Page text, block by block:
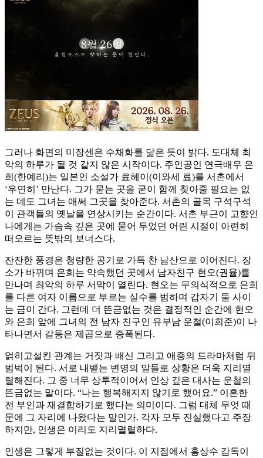
그러나 화면의 미장센은 수채화를 닮은 듯이 밝다. 도대체 최
악의 하루가 될 것 같지 않은 시작이다. 주인공인 연극배우 은
희(한예리)는 일본인 소설가 료헤이(이와세 료)를 서촌에서
‘우연히’ 만난다. 그가 묻는 곳을 굳이 함께 찾아줄 필요는 없
는 데도 그녀는 애써 그곳을 찾아준다. 서촌의 골목 구석구석
이 관객들의 옛날을 연상시키는 순간이다. 서촌 부근이 고향인
나에게는 가슴속 깊은 곳에 묻어 두었던 어린 시절이 아련히
떠오르는 뜻밖의 보너스다.
잔잔한 풍경은 청량한 공기로 가득 찬 남산으로 이어진다. 장
소가 바뀌며 은희는 약속했던 곳에서 남자친구 현오(권율)를
만나며 최악의 하루 서막이 열린다. 현오는 무의식적으로 은희
를 다른 여자 이름으로 부르는 실수를 범하며 갑자기 둘 사이
는 금이 간다. 그런데 더 뜬금없는 것은 결정적인 순간에 현오
와 은희 앞에 그녀의 전 남자 친구인 유부남 운철(이희준)이 나
타나면서 갈등은 제곱으로 증폭된다.
얽히고설킨 관계는 거짓과 배신 그리고 애증의 드라마처럼 뒤
범벅이 된다. 서로 내뱉는 변명의 말들로 상황은 더욱 지리멸
렬해진다. 그 중 너무 상투적이어서 인상 깊은 대사는 운철의
뜬금없는 말이다. “나는 행복해지지 않기로 했어요.” 이혼한
전 부인과 재결합하기로 했다는 의미이다. 그럼 대체 무엇 때
문에 그 자리에 나왔다는 말인가. 각자 모두 진실했다고 주장
하지만, 인생은 이리도 지리멸렬하다.
인생은 그렇게 부질없는 것이다. 이 지점에서 홍상수 감독이